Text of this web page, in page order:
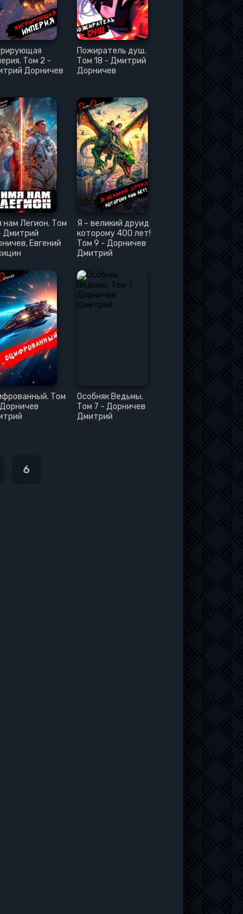
Том 2 -
Дорничев
Пожиратель душ.
Том 18 - Дмитрий
Дорничев
нам Легион. Том
Дмитрий
Евгений
Я – великий друид
которому 400 лет!
Том 9 - Дорничев
Дмитрий
Том
Особняк Ведьмы.
Том 7 - Дорничев
Дмитрий
6